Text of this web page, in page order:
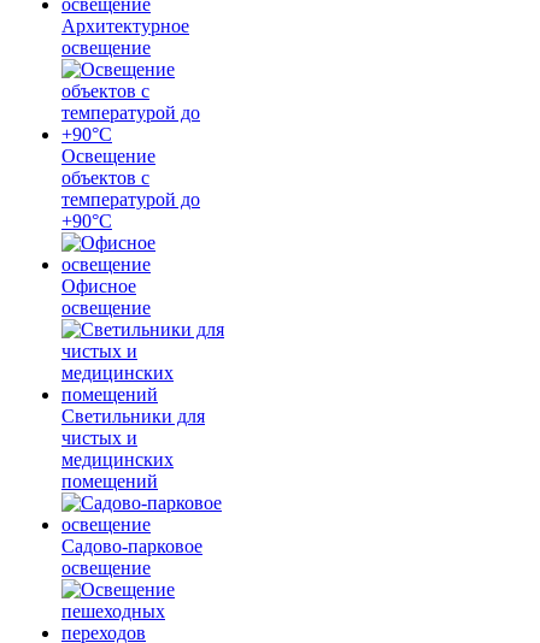
Архитектурное
освещение
Освещение
объектов с
температурой до
+90°С
Офисное
освещение
Светильники для
чистых и
медицинских
помещений
Садово-парковое
освещение